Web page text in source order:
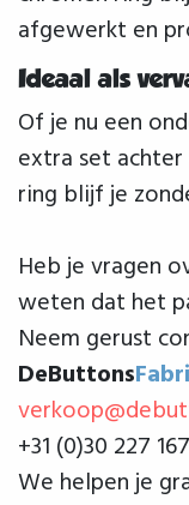
afgewerkt en
Ideaal als
Of je nu een
extra set
ring blijf je
Heb je vragen
weten dat het
Neem gerust
DeButtons
+31 (0)30 227
We helpen je